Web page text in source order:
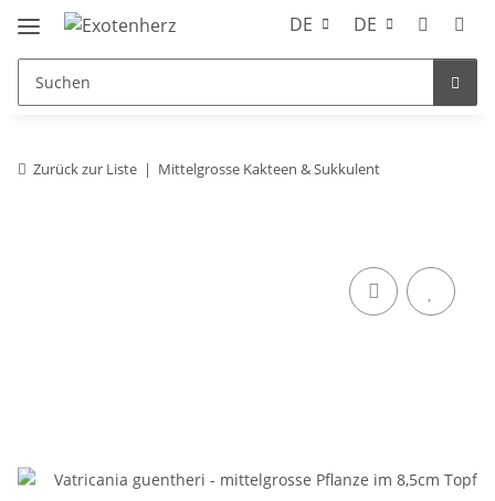
DE DE
Zurück zur Liste Mittelgrosse Kakteen & Sukkulent